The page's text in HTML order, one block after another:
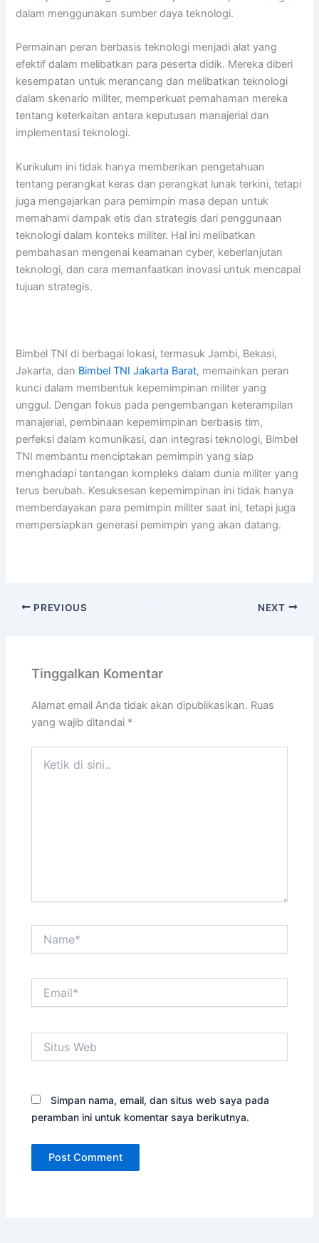
dalam menggunakan sumber daya teknologi.
Permainan peran berbasis teknologi menjadi alat yang
efektif dalam melibatkan para peserta didik. Mereka diberi
kesempatan untuk merancang dan melibatkan teknologi
dalam skenario militer, memperkuat pemahaman mereka
tentang keterkaitan antara keputusan manajerial dan
implementasi teknologi.
Kurikulum ini tidak hanya memberikan pengetahuan
tentang perangkat keras dan perangkat lunak terkini, tetapi
juga mengajarkan para pemimpin masa depan untuk
memahami dampak etis dan strategis dari penggunaan
teknologi dalam konteks militer. Hal ini melibatkan
pembahasan mengenai keamanan cyber, keberlanjutan
teknologi, dan cara memanfaatkan inovasi untuk mencapai
tujuan strategis.
Bimbel TNI di berbagai lokasi, termasuk Jambi, Bekasi,
Jakarta, dan Bimbel TNI Jakarta Barat, memainkan peran
kunci dalam membentuk kepemimpinan militer yang
unggul. Dengan fokus pada pengembangan keterampilan
manajerial, pembinaan kepemimpinan berbasis tim,
perfeksi dalam komunikasi, dan integrasi teknologi, Bimbel
TNI membantu menciptakan pemimpin yang siap
menghadapi tantangan kompleks dalam dunia militer yang
terus berubah. Kesuksesan kepemimpinan ini tidak hanya
memberdayakan para pemimpin militer saat ini, tetapi juga
mempersiapkan generasi pemimpin yang akan datang.
PREVIOUS NEXT
Tinggalkan Komentar
Alamat email Anda tidak akan dipublikasikan. Ruas
yang wajib ditandai *
Web
Simpan nama, email, dan situs web saya pada
peramban ini untuk komentar saya berikutnya.